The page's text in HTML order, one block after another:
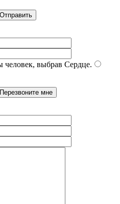
человек, выбрав Сердце.